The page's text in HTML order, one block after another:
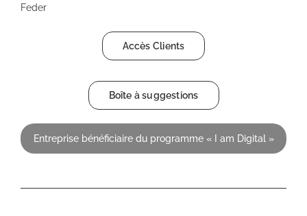
Feder
Accès Clients
Boîte à suggestions
Entreprise bénéficiaire du programme « I am Digital »